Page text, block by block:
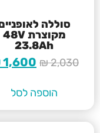
סוללה
מקוצרת 48V
23.8Ah
2,030
₪
1,600
הוספה לסל